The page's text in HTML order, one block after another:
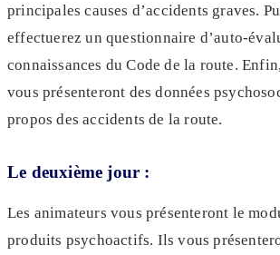
principales causes d’accidents graves.
effectuerez un questionnaire d’auto-
connaissances du Code de la route.
vous présenteront des données
propos des accidents de la route.
Le deuxième jour :
Les animateurs vous présenteront le
produits psychoactifs. Ils vous